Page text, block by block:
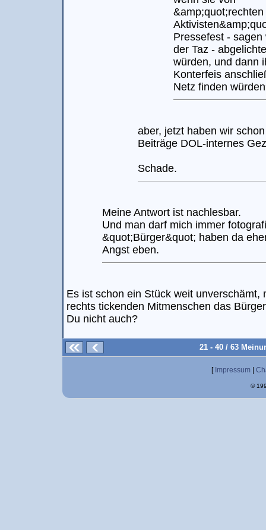
&amp;quot;rechten
Pressefest - sagen
der Taz -
würden, und dann
Konterfeis
Netz finden
aber, jetzt haben wir
Beiträge DOL-internes
Schade.
Meine Antwort ist nachlesbar.
Und man darf mich immer
&quot;Bürger&quot; haben da
Angst eben.
Es ist schon ein Stück weit unverschämt,
rechts tickenden Mitmenschen das
Du nicht auch?
21 - 40 / 63
[ Impressum
©